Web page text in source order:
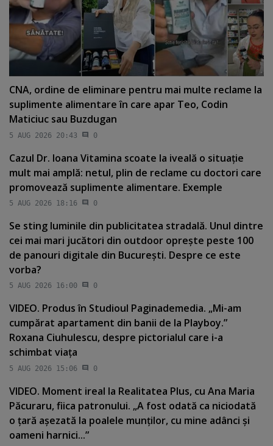
CNA, ordine de eliminare pentru mai multe reclame la
suplimente alimentare în care apar Teo, Codin
Maticiuc sau Buzdugan
5 AUG 2026 20:43 0
Cazul Dr. Ioana Vitamina scoate la iveală o situaţie
mult mai amplă: netul, plin de reclame cu doctori care
promovează suplimente alimentare. Exemple
5 AUG 2026 18:16 0
Se sting luminile din publicitatea stradală. Unul dintre
cei mai mari jucători din outdoor opreşte peste 100
de panouri digitale din Bucureşti. Despre ce este
vorba?
5 AUG 2026 16:00 0
VIDEO. Produs în Studioul Paginademedia. „Mi-am
cumpărat apartament din banii de la Playboy.”
Roxana Ciuhulescu, despre pictorialul care i-a
schimbat viaţa
5 AUG 2026 15:06 0
VIDEO. Moment ireal la Realitatea Plus, cu Ana Maria
Păcuraru, fiica patronului. „A fost odată ca niciodată
o ţară aşezată la poalele munţilor, cu mine adânci şi
oameni harnici...”